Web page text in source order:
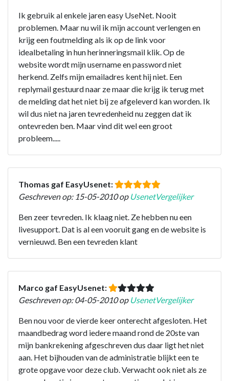
Ik gebruik al enkele jaren easy UseNet. Nooit
problemen. Maar nu wil ik mijn account verlengen en
krijg een foutmelding als ik op de link voor
idealbetaling in hun herinneringsmail klik. Op de
website wordt mijn username en password niet
herkend. Zelfs mijn emailadres kent hij niet. Een
replymail gestuurd naar ze maar die krijg ik terug met
de melding dat het niet bij ze afgeleverd kan worden. Ik
wil dus niet na jaren tevredenheid nu zeggen dat ik
ontevreden ben. Maar vind dit wel een groot
probleem.....
Thomas gaf EasyUsenet:
Geschreven op: 15-05-2010 op UsenetVergelijker
Ben zeer tevreden. Ik klaag niet. Ze hebben nu een
livesupport. Dat is al een vooruit gang en de website is
vernieuwd. Ben een tevreden klant
Marco gaf EasyUsenet:
Geschreven op: 04-05-2010 op UsenetVergelijker
Ben nou voor de vierde keer onterecht afgesloten. Het
maandbedrag word iedere maand rond de 20ste van
mijn bankrekening afgeschreven dus daar ligt het niet
aan. Het bijhouden van de administratie blijkt een te
grote opgave voor deze club. Verwacht ook niet als ze